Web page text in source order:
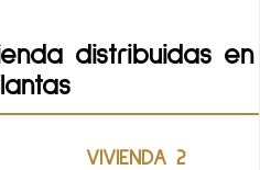
distribuidas en
VIVIENDA 2